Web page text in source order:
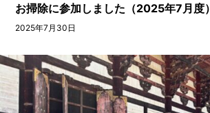
お掃除に参加しました（2025年7月度）
2025年7月30日